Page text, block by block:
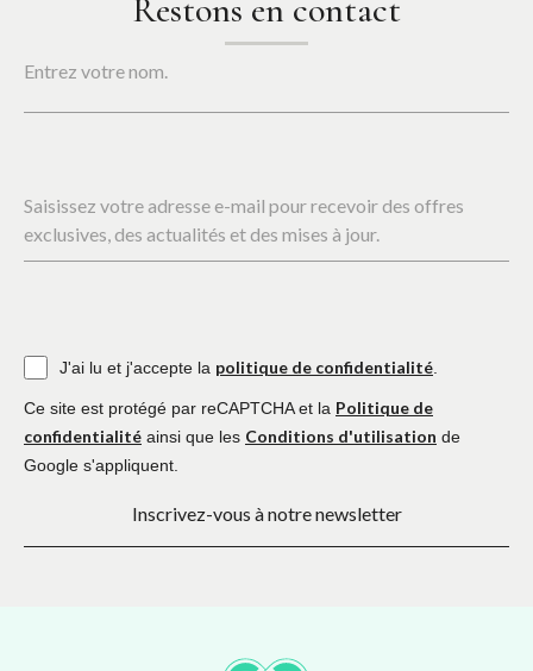
Restons en contact
Entrez votre nom.
Saisissez votre adresse e-mail pour recevoir des offres
exclusives, des actualités et des mises à jour.
J'ai lu et j'accepte la politique de confidentialité
Ce site est protégé par reCAPTCHA et la Politique de
confidentialité ainsi que les Conditions d'utilisation de
Google s'appliquent.
Inscrivez-vous à notre newsletter